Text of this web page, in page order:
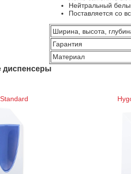
Нейтральный
Поставляется со
Ширина, высота,
Гарантия
Материал